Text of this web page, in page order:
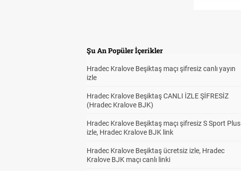
Şu An Popüler İçerikler
Hradec Kralove Beşiktaş maçı şifresiz canlı yayın
izle
Hradec Kralove Beşiktaş CANLI İZLE ŞİFRESİZ
(Hradec Kralove BJK)
Hradec Kralove Beşiktaş maçı şifresiz S Sport Plus
izle, Hradec Kralove BJK link
Hradec Kralove Beşiktaş ücretsiz izle, Hradec
Kralove BJK maçı canlı linki